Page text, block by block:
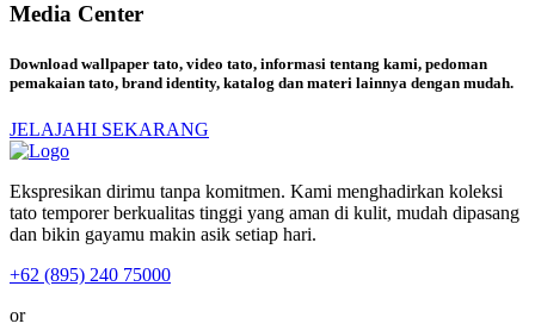
Media Center
Download wallpaper tato, video tato, informasi tentang kami, pedoman
pemakaian tato, brand identity, katalog dan materi lainnya dengan mudah.
JELAJAHI SEKARANG
Ekspresikan dirimu tanpa komitmen. Kami menghadirkan koleksi
tato temporer berkualitas tinggi yang aman di kulit, mudah dipasang
dan bikin gayamu makin asik setiap hari.
+62 (895) 240 75000
or